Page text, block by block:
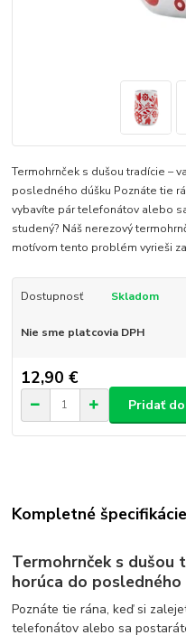
Termohrnček s dušou tradície –
posledného dúšku Poznáte tie
vybavíte pár telefonátov alebo
studený? Náš nerezový
motívom tento problém vyrieši
Dostupnosť Skladom
Nie sme platcovia DPH
12,90 €
Pridať
Kompletné špecifikácie
Termohrnček s dušou
horúca do posledného
Poznáte tie rána, keď si
telefonátov alebo sa